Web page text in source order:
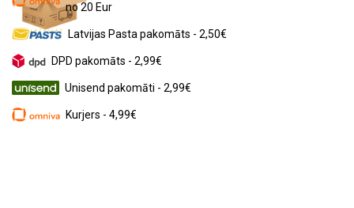
no 20 Eur
Latvijas Pasta pakomāts - 2,50€
DPD pakomāts - 2,99€
Unisend pakomāti - 2,99€
Kurjers - 4,99€